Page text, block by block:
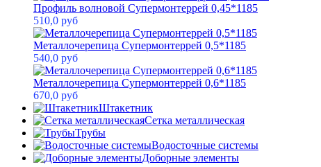
Профиль волновой Супермонтеррей 0,45*1185
510,0 руб
Металлочерепица Супермонтеррей 0,5*1185
540,0 руб
Металлочерепица Супермонтеррей 0,6*1185
670,0 руб
Штакетник
Сетка металлическая
Трубы
Водосточные системы
Доборные элементы